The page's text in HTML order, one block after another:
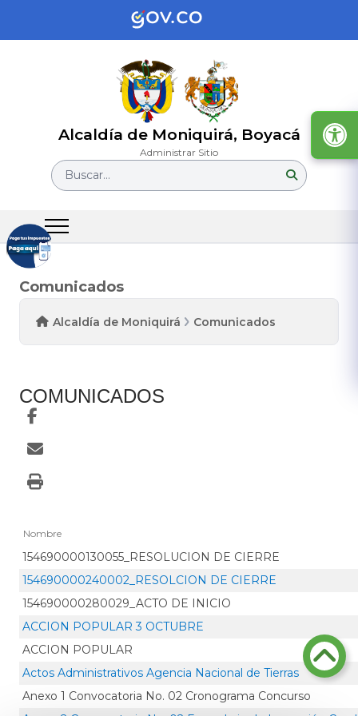
Alcaldía de Moniquirá, Boyacá
Administrar Sitio
Buscar...
Comunicados
Alcaldía de Moniquirá Comunicados
COMUNICADOS
Nombre
154690000130055_RESOLUCION DE CIERRE
154690000240002_RESOLCION DE CIERRE
154690000280029_ACTO DE INICIO
ACCION POPULAR 3 OCTUBRE
ACCION POPULAR
Actos Administrativos Agencia Nacional de Tierras
Anexo 1 Convocatoria No. 02 Cronograma Concurso